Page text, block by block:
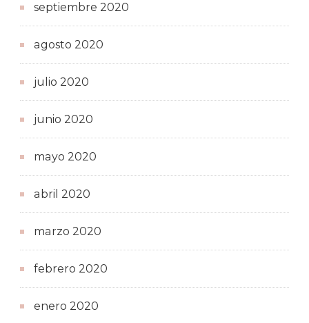
septiembre 2020
agosto 2020
julio 2020
junio 2020
mayo 2020
abril 2020
marzo 2020
febrero 2020
enero 2020